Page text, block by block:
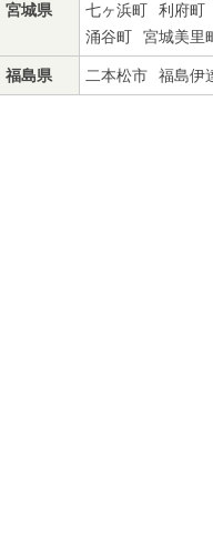
宮城県
七ヶ浜町
利府町
涌谷町
宮城美里
福島県 二本松市 福島伊